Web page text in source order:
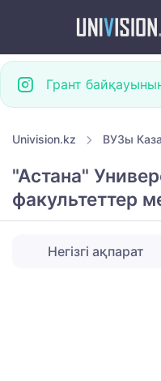
Грант
Univision.kz ВУЗы
"Астана"
факультеттер
Негізгі ақпарат